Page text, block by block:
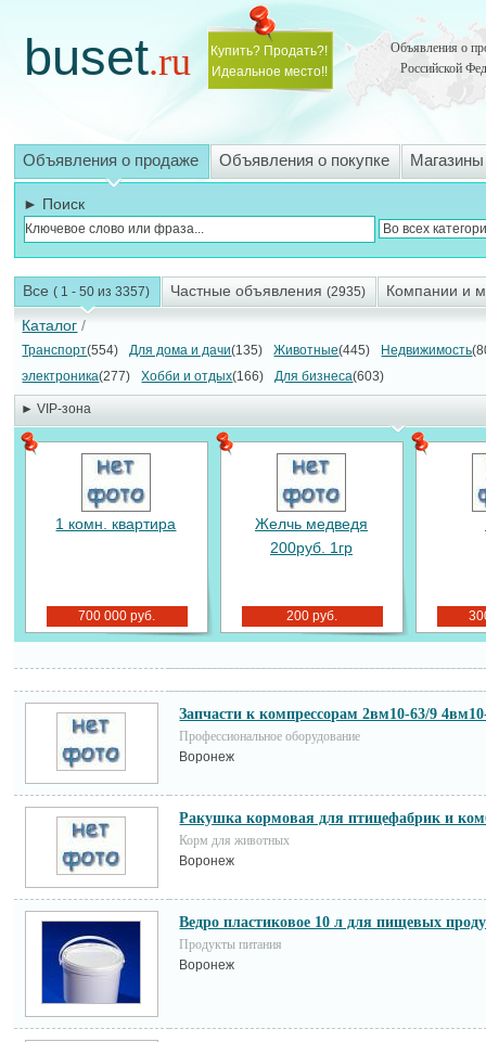
buset.ru
Объявления о
Российской
Купить? Продать?!
Идеальное место!!
Объявления о продаже Объявления о покупке Магазины
► Поиск
Все( 1 - 50 из 3357) Частные объявления(2935)
Компании и
Каталог /
Транспорт(554) Для дома и дачи(135) Животные(445) Недвижимость
электроника(277) Хобби и отдых(166) Для бизнеса(603)
► VIP-зона
1 комн. квартира
700 000 руб.
Желчь медведя
200руб. 1гр
200 руб.
Запчасти к компрессорам 2вм10-63/9
Профессиональное оборудование
Воронеж
Ракушка кормовая для птицефабрик и
Корм для животных
Воронеж
Ведро пластиковое 10 л для пищевых
Продукты питания
Воронеж